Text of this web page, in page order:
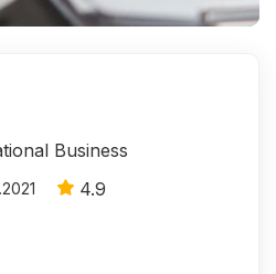
Business
4.9